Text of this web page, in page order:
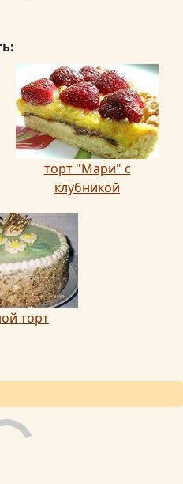
торт "Мари" с
клубникой
торт